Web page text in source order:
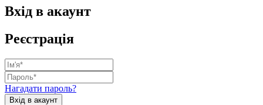
Вхід в акаунт
Реєстрація
Нагадати пароль?